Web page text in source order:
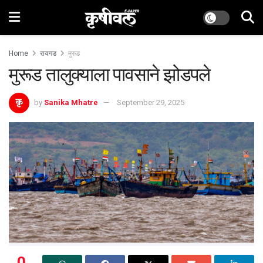
Home रायगड मुरुड
मुरूड तालुक्याला पावसाने झोडपले
by Sanika Mhatre September 29, 2025